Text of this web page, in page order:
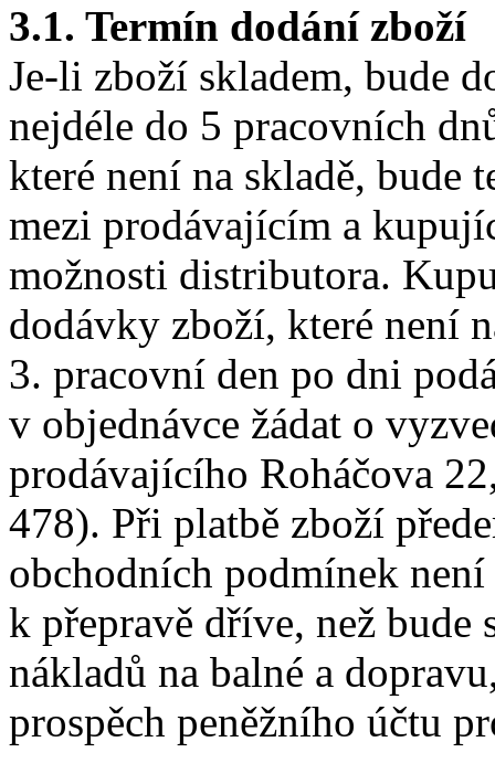
3.1. Termín dodání zboží
Je-li zboží skladem, bude
nejdéle do 5 pracovních
které není na skladě, bude
mezi prodávajícím a
možnosti distributora.
dodávky zboží, které není
3. pracovní den po dni
v objednávce žádat o
prodávajícího Roháčova
478). Při platbě zboží
obchodních podmínek
k přepravě dříve, než bude
nákladů na balné a
prospěch peněžního účtu